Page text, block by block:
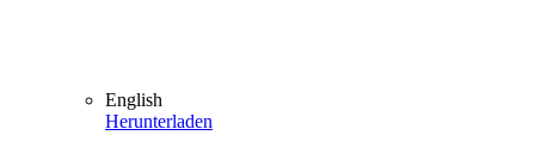
English
Herunterladen